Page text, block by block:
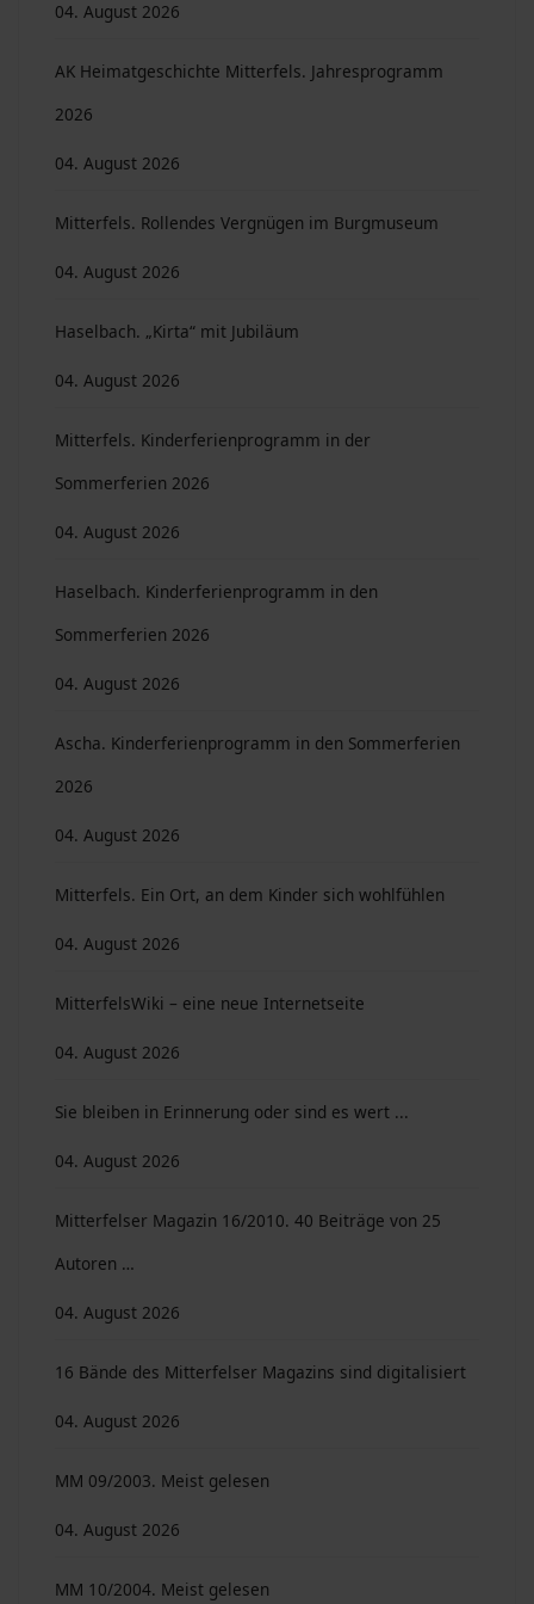
04. August 2026
AK Heimatgeschichte Mitterfels. Jahresprogramm
2026
04. August 2026
Mitterfels. Rollendes Vergnügen im Burgmuseum
04. August 2026
Haselbach. „Kirta“ mit Jubiläum
04. August 2026
Mitterfels. Kinderferienprogramm in der
Sommerferien 2026
04. August 2026
Haselbach. Kinderferienprogramm in den
Sommerferien 2026
04. August 2026
Ascha. Kinderferienprogramm in den Sommerferien
2026
04. August 2026
Mitterfels. Ein Ort, an dem Kinder sich wohlfühlen
04. August 2026
MitterfelsWiki – eine neue Internetseite
04. August 2026
Sie bleiben in Erinnerung oder sind es wert ...
04. August 2026
Mitterfelser Magazin 16/2010. 40 Beiträge von 25
Autoren …
04. August 2026
16 Bände des Mitterfelser Magazins sind digitalisiert
04. August 2026
MM 09/2003. Meist gelesen
04. August 2026
MM 10/2004. Meist gelesen